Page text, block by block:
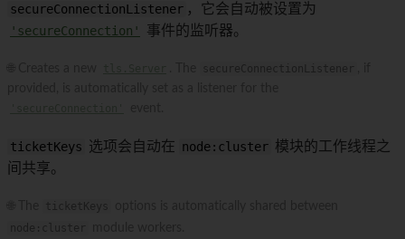
secureConnectionListener ，它会自动被设置为
'secureConnection'
事件的监听器。
ticketKeys 选项会自动在 node:cluster 模块的工作线程之
间共享。